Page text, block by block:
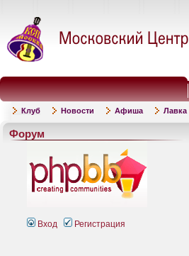
Клуб Новости Афиша Лавка
Форум
Вход Регистрация